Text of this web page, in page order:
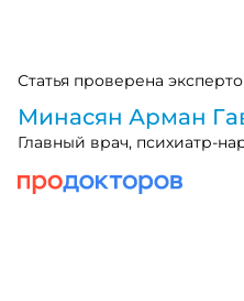
Статья проверена
Минасян Арман
Главный врач, психиатр-